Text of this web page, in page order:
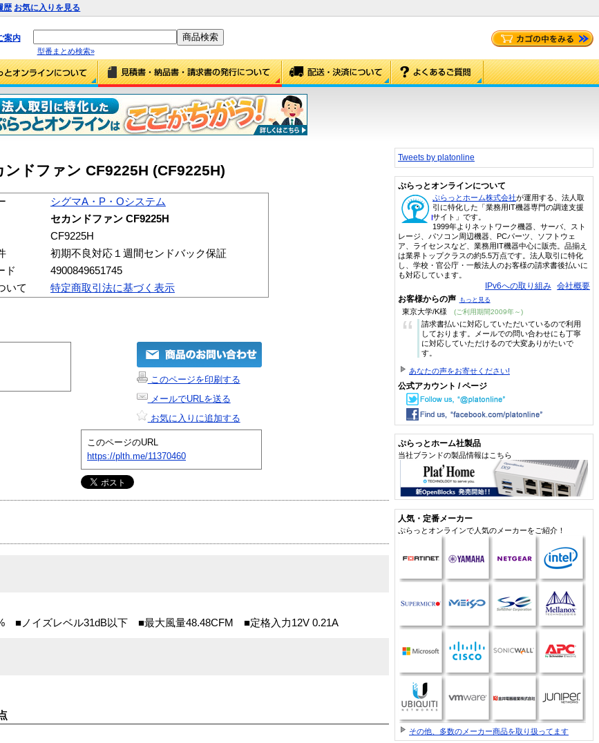
歴 お気に入りを見る
案内
型番まとめ検索»
ドファン CF9225H (CF9225H)
シグマA・P・Oシステム
セカンドファン CF9225H
CF9225H
初期不良対応１週間センドバック保証
ド
4900849651745
いて
特定商取引法に基づく表示
このページを印刷する
メールでURLを送る
お気に入りに追加する
このページのURL
https://plth.me/11370460
■ノイズレベル31dB以下 ■最大風量48.48CFM ■定格入力12V 0.21A
Tweets by platonline
ぷらっとオンラインについて
ぷらっとホーム株式会社が運用する、法人取
引に特化した「業務用IT機器専門の調達支援
サイト」です。
1999年よりネットワーク機器、サーバ、スト
レージ、パソコン周辺機器、PCパーツ、ソフトウェ
ア、ライセンスなど、業務用IT機器中心に販売。品揃え
は業界トップクラスの約5.5万点です。法人取引に特化
し、学校・官公庁・一般法人のお客様の請求書後払いに
も対応しています。
IPv6への取り組み 会社概要
お客様からの声 もっと見る
東京大学/K様 (ご利用期間2009年～)
“
請求書払いに対応していただいているので利用
しております。メールでの問い合わせにも丁寧
に対応していただけるので大変ありがたいで
す。
あなたの声をお寄せください!
公式アカウント / ページ
ぷらっとホーム社製品
当社ブランドの製品情報はこちら
人気・定番メーカー
ぷらっとオンラインで人気のメーカーをご紹介！
その他、多数のメーカー商品を取り扱ってます